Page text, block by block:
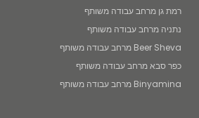
רמת גן מרחב עבודה משותף
נתניה מרחב עבודה משותף
Beer Sheva מרחב עבודה משותף
כפר סבא מרחב עבודה משותף
Binyamina מרחב עבודה משותף